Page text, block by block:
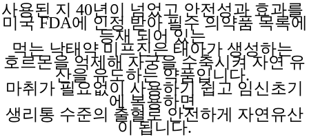
사용된 지 40년이 넘었고 안전성과 효과를
미국 FDA에 인정 받아 필수 의약품 목록에
등재 되어 있는
먹는 낙태약미프진은 태아가 생성하는
호르몬을 억제해 자궁을 수축시켜자연유
산을 유도하는 약품입니다.
마취가 필요없이 사용하기 쉽고 임신초기
에 복용하면
생리통 수준의 출혈로 안전하게 자연유산
이 됩니다.